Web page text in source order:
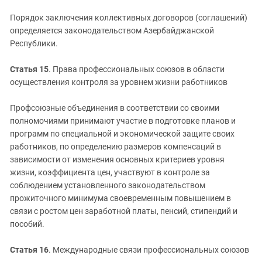
Порядок заключения коллективных договоров (соглашений)
определяется законодательством Азербайджанской
Республики.
Статья 15. Права профессиональных союзов в области
осуществления контроля за уровнем жизни работников
Профсоюзные объединения в соответствии со своими
полномочиями принимают участие в подготовке планов и
программ по специальной и экономической защите своих
работников, по определению размеров компенсаций в
зависимости от изменения основных критериев уровня
жизни, коэффициента цен, участвуют в контроле за
соблюдением установленного законодательством
прожиточного минимума своевременным повышением в
связи с ростом цен заработной платы, пенсий, стипендий и
пособий.
Статья 16. Международные связи профессиональных союзов